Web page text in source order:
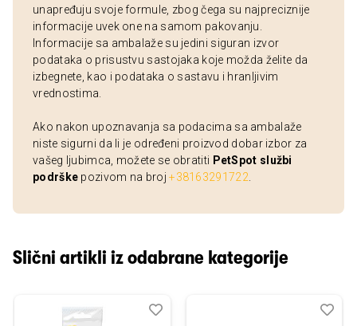
unapređuju svoje formule, zbog čega su najpreciznije
informacije uvek one na samom pakovanju.
Informacije sa ambalaže su jedini siguran izvor
podataka o prisustvu sastojaka koje možda želite da
izbegnete, kao i podataka o sastavu i hranljivim
vrednostima.
Ako nakon upoznavanja sa podacima sa ambalaže
niste sigurni da li je određeni proizvod dobar izbor za
vašeg ljubimca, možete se obratiti PetSpot službi
podrške pozivom na broj+38163291722
Slični artikli iz odabrane kategorije
Dodaj
Uporedi